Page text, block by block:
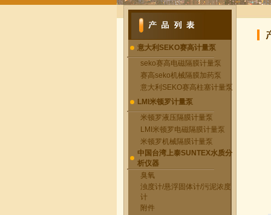
意大利SEKO赛高计量泵
seko赛高电磁隔膜计量泵
赛高seko机械隔膜加药泵
意大利SEKO赛高柱塞计量泵
LMI米顿罗计量泵
米顿罗液压隔膜计量泵
LMI米顿罗电磁隔膜计量泵
米顿罗机械隔膜计量泵
中国台湾上泰SUNTEX水质分
析仪器
臭氧
浊度计/悬浮固体计/污泥浓度
计
附件